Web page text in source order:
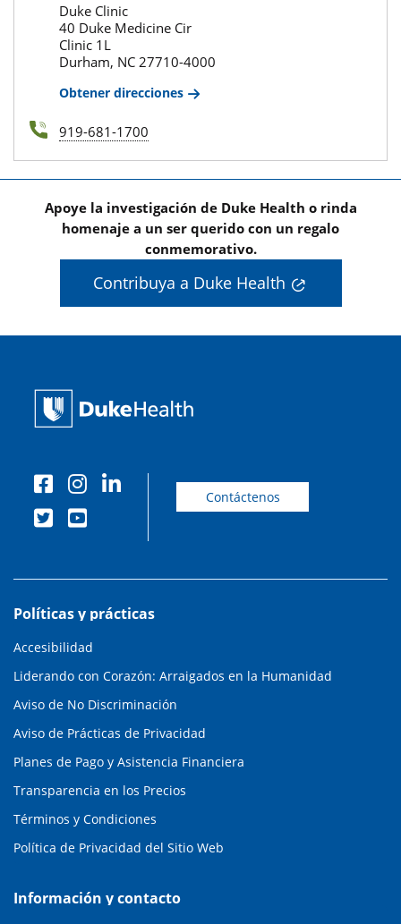
Duke Clinic
40 Duke Medicine Cir
Clinic 1L
Durham, NC 27710-4000
Obtener direcciones
919-681-1700
Apoye la investigación de Duke Health o rinda
homenaje a un ser querido con un regalo
conmemorativo.
Contribuya a Duke Health
Contáctenos
Políticas y prácticas
Accesibilidad
Liderando con Corazón: Arraigados en la Humanidad
Aviso de No Discriminación
Aviso de Prácticas de Privacidad
Planes de Pago y Asistencia Financiera
Transparencia en los Precios
Términos y Condiciones
Política de Privacidad del Sitio Web
Información y contacto